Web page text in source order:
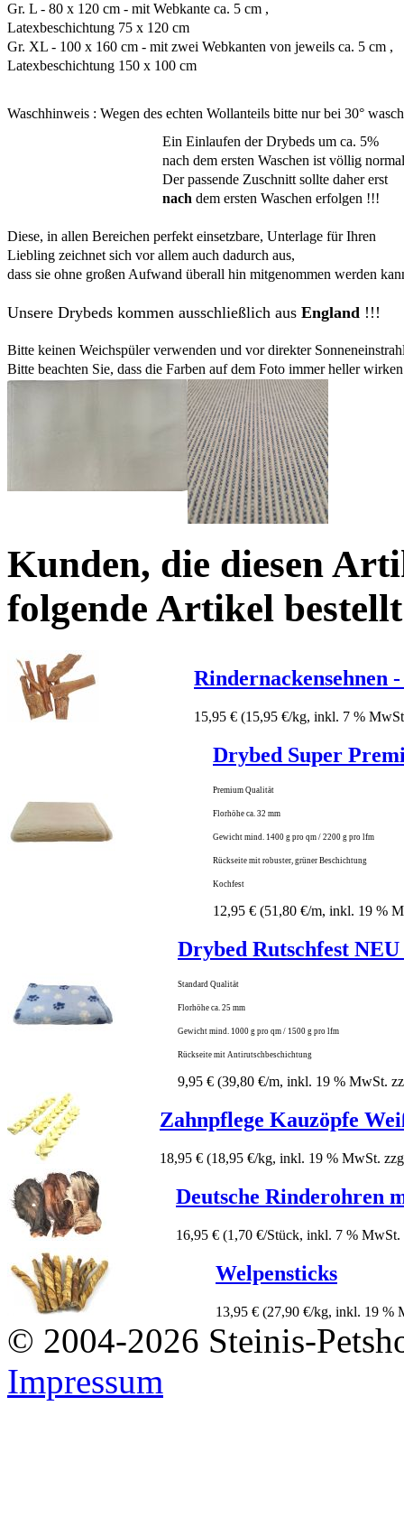
Gr. L - 80 x 120 cm - mit Webkante ca. 5 cm ,
Latexbeschichtung 75 x 120 cm
Gr. XL - 100 x 160 cm - mit zwei Webkanten von jeweils ca. 5 cm ,
Latexbeschichtung 150 x 100 cm
Waschhinweis : Wegen des echten Wollanteils bitte nur bei 30°
Ein Einlaufen der Drybeds um ca. 5%
nach dem ersten Waschen ist völlig
Der passende Zuschnitt sollte daher erst
nach dem ersten Waschen erfolgen !!!
Diese, in allen Bereichen perfekt einsetzbare, Unterlage für Ihren
Liebling zeichnet sich vor allem auch dadurch aus,
dass sie ohne großen Aufwand überall hin mitgenommen werden
Unsere Drybeds kommen ausschließlich aus England !!!
Bitte keinen Weichspüler verwenden und vor direkter
Bitte beachten Sie, dass die Farben auf dem Foto immer heller
Kunden, die diesen
folgende Artikel
Rindernackensehnen
15,95 € (15,95 €/kg, inkl. 7 %
Drybed Super
Premium Qualität
Florhöhe ca. 32 mm
Gewicht mind. 1400 g pro qm / 2200 g pro lfm
Rückseite mit robuster, grüner Beschichtung
Kochfest
12,95 € (51,80 €/m, inkl. 19 %
Drybed Rutschfest
Standard Qualität
Florhöhe ca. 25 mm
Gewicht mind. 1000 g pro qm / 1500 g pro lfm
Rückseite mit Antirutschbeschichtung
9,95 € (39,80 €/m, inkl. 19 % MwSt.
Zahnpflege Kauzöpfe
18,95 € (18,95 €/kg, inkl. 19 % MwSt.
Deutsche Rinderohren
16,95 € (1,70 €/Stück, inkl. 7 %
Welpensticks
13,95 € (27,90 €/kg, inkl. 19 %
© 2004-2026 Steinis-
Impressum